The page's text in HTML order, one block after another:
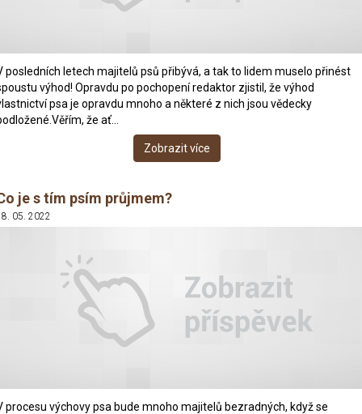
posledních letech majitelů psů přibývá, a tak to lidem muselo přinést
výhod! Opravdu po pochopení redaktor zjistil, že výhod
psa je opravdu mnoho a některé z nich jsou vědecky
že ať…
Zobrazit více
je s tím psím průjmem?
05. 2022
procesu výchovy psa bude mnoho majitelů bezradných, když se